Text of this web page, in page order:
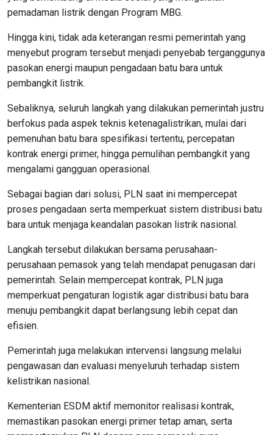
pemadaman listrik dengan Program MBG.
Hingga kini, tidak ada keterangan resmi pemerintah yang
menyebut program tersebut menjadi penyebab terganggunya
pasokan energi maupun pengadaan batu bara untuk
pembangkit listrik.
Sebaliknya, seluruh langkah yang dilakukan pemerintah justru
berfokus pada aspek teknis ketenagalistrikan, mulai dari
pemenuhan batu bara spesifikasi tertentu, percepatan
kontrak energi primer, hingga pemulihan pembangkit yang
mengalami gangguan operasional.
Sebagai bagian dari solusi, PLN saat ini mempercepat
proses pengadaan serta memperkuat sistem distribusi batu
bara untuk menjaga keandalan pasokan listrik nasional.
Langkah tersebut dilakukan bersama perusahaan-
perusahaan pemasok yang telah mendapat penugasan dari
pemerintah. Selain mempercepat kontrak, PLN juga
memperkuat pengaturan logistik agar distribusi batu bara
menuju pembangkit dapat berlangsung lebih cepat dan
efisien.
Pemerintah juga melakukan intervensi langsung melalui
pengawasan dan evaluasi menyeluruh terhadap sistem
kelistrikan nasional.
Kementerian ESDM aktif memonitor realisasi kontrak,
memastikan pasokan energi primer tetap aman, serta